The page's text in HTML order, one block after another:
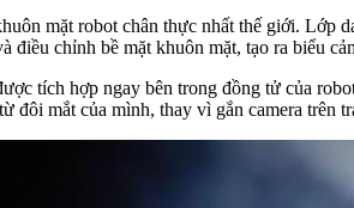
mặt robot chân thực nhất thế giới. Lớp
điều chỉnh bề mặt khuôn mặt, tạo ra biểu
tích hợp ngay bên trong đồng tử của
đôi mắt của mình, thay vì gắn camera trên